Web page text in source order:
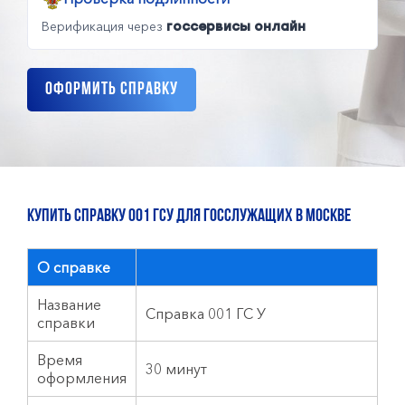
Верификация через госсервисы онлайн
Оформить справку
КУПИТЬ СПРАВКУ 001 ГСУ ДЛЯ ГОССЛУЖАЩИХ в Москве
О справке
Название
справки
Справка 001 ГС У
Время
оформления
30 минут